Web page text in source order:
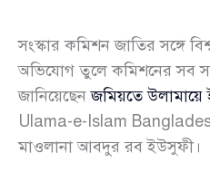
সংস্কার কমিশন জাতির সঙ্গে
অভিযোগ তুলে কমিশনের সব
জানিয়েছেনজমিয়তে উলামায়ে
Ulama-e-Islam
মাওলানা আবদুর রব ইউসুফী।